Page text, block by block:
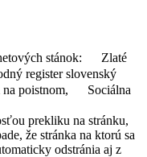
stánok:
Zlaté
register slovenský
poistnom,
Sociálna
prekliku na stránku,
že stránka na ktorú sa
odstránia aj z